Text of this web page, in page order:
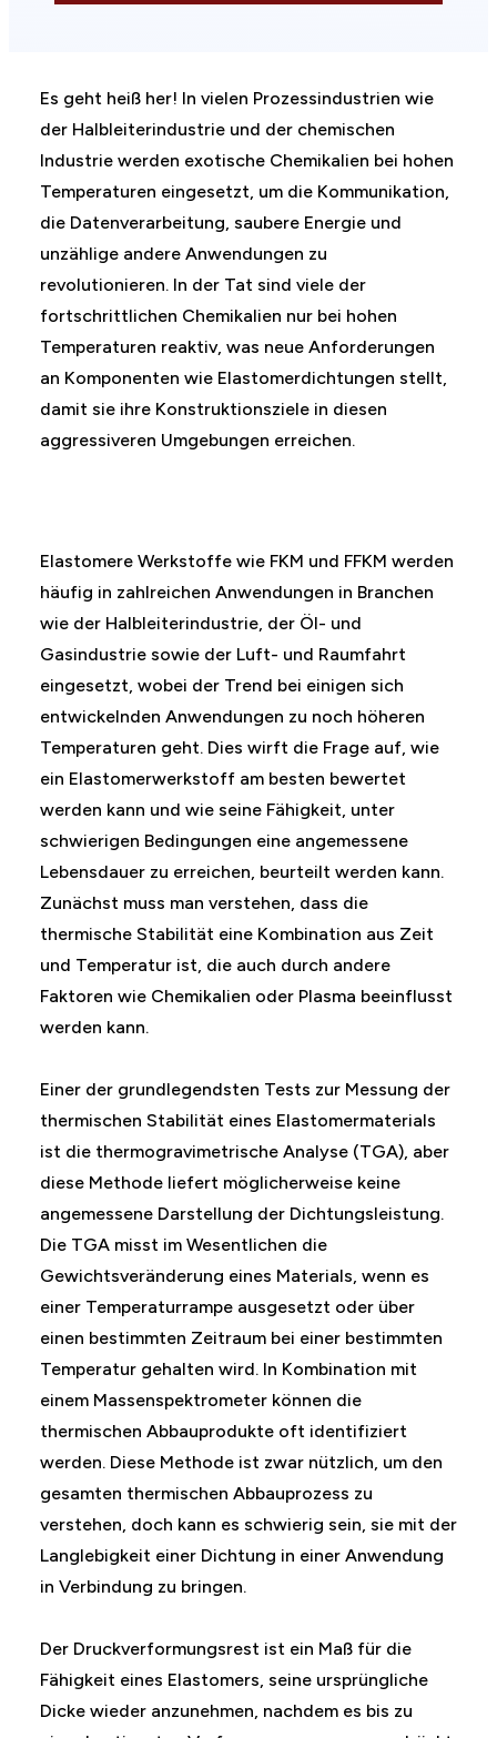
Es geht heiß her! In vielen Prozessindustrien wie
der Halbleiterindustrie und der chemischen
Industrie werden exotische Chemikalien bei hohen
Temperaturen eingesetzt, um die Kommunikation,
die Datenverarbeitung, saubere Energie und
unzählige andere Anwendungen zu
revolutionieren. In der Tat sind viele der
fortschrittlichen Chemikalien nur bei hohen
Temperaturen reaktiv, was neue Anforderungen
an Komponenten wie Elastomerdichtungen stellt,
damit sie ihre Konstruktionsziele in diesen
aggressiveren Umgebungen erreichen.
Elastomere Werkstoffe wie FKM und FFKM werden
häufig in zahlreichen Anwendungen in Branchen
wie der Halbleiterindustrie, der Öl- und
Gasindustrie sowie der Luft- und Raumfahrt
eingesetzt, wobei der Trend bei einigen sich
entwickelnden Anwendungen zu noch höheren
Temperaturen geht. Dies wirft die Frage auf, wie
ein Elastomerwerkstoff am besten bewertet
werden kann und wie seine Fähigkeit, unter
schwierigen Bedingungen eine angemessene
Lebensdauer zu erreichen, beurteilt werden kann.
Zunächst muss man verstehen, dass die
thermische Stabilität eine Kombination aus Zeit
und Temperatur ist, die auch durch andere
Faktoren wie Chemikalien oder Plasma beeinflusst
werden kann.
Einer der grundlegendsten Tests zur Messung der
thermischen Stabilität eines Elastomermaterials
ist die thermogravimetrische Analyse (TGA), aber
diese Methode liefert möglicherweise keine
angemessene Darstellung der Dichtungsleistung.
Die TGA misst im Wesentlichen die
Gewichtsveränderung eines Materials, wenn es
einer Temperaturrampe ausgesetzt oder über
einen bestimmten Zeitraum bei einer bestimmten
Temperatur gehalten wird. In Kombination mit
einem Massenspektrometer können die
thermischen Abbauprodukte oft identifiziert
werden. Diese Methode ist zwar nützlich, um den
gesamten thermischen Abbauprozess zu
verstehen, doch kann es schwierig sein, sie mit der
Langlebigkeit einer Dichtung in einer Anwendung
in Verbindung zu bringen.
Der Druckverformungsrest ist ein Maß für die
Fähigkeit eines Elastomers, seine ursprüngliche
Dicke wieder anzunehmen, nachdem es bis zu